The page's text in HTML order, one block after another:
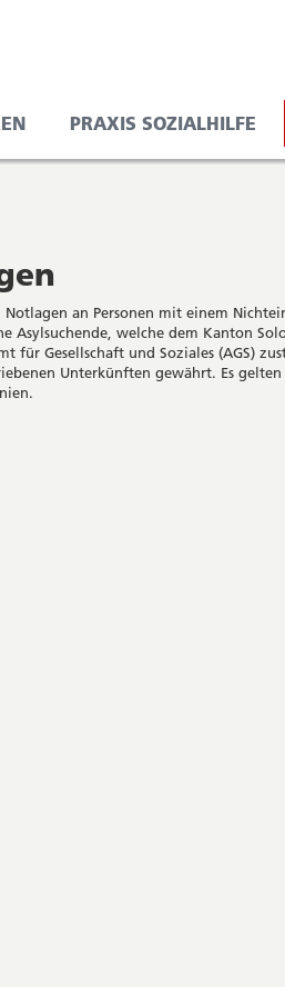
PRAXIS SOZIALHILFE
an Personen mit einem
Asylsuchende, welche dem Kanton
für Gesellschaft und Soziales (AGS)
Unterkünften gewährt. Es